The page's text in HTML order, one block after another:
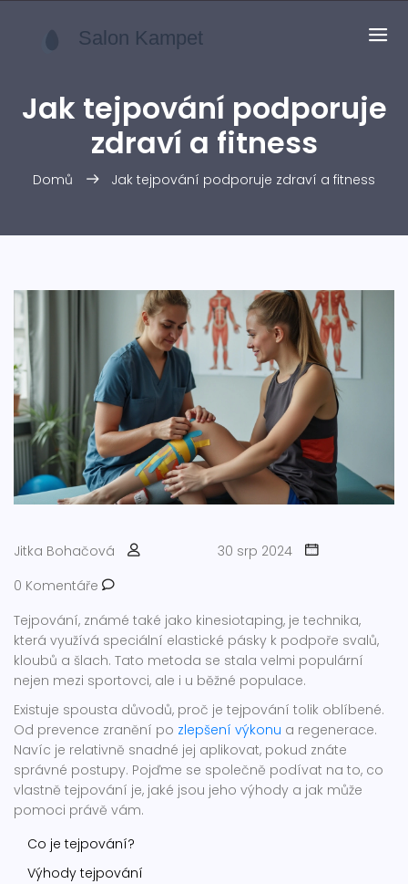
Jak tejpování podporuje
zdraví a fitness
Domů Jak tejpování podporuje zdraví a fitness
Jitka Bohačová
30 srp 2024
0 Komentáře
Tejpování, známé také jako kinesiotaping, je technika,
která využívá speciální elastické pásky k podpoře svalů,
kloubů a šlach. Tato metoda se stala velmi populární
nejen mezi sportovci, ale i u běžné populace.
Existuje spousta důvodů, proč je tejpování tolik oblíbené.
Od prevence zranění po zlepšení výkonu a regenerace.
Navíc je relativně snadné jej aplikovat, pokud znáte
správné postupy. Pojďme se společně podívat na to, co
vlastně tejpování je, jaké jsou jeho výhody a jak může
pomoci právě vám.
Co je tejpování?
Výhody tejpování